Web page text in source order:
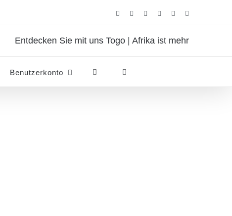
FacebookInstagram
Pinterest
Entdecken Sie mit uns Togo | Afrika ist mehr
Benutzerkonto